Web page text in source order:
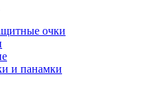
очки
и панамки